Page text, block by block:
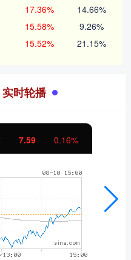
17.36% 14.66%
15.58% 9.26%
15.52% 21.15%
时轮播
7.59 0.16%